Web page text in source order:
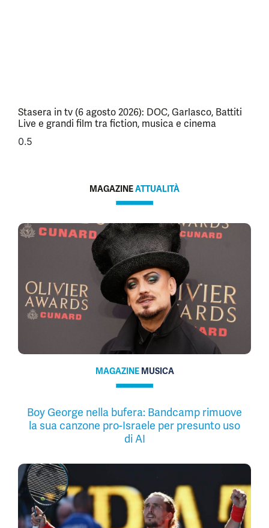
Stasera in tv (6 agosto 2026): DOC, Garlasco, Battiti
Live e grandi film tra fiction, musica e cinema
MAGAZINEATTUALITÀ
MAGAZINE MUSICA
Boy George nella bufera: Bandcamp rimuove
la sua canzone pro-Israele per presunto uso
di AI